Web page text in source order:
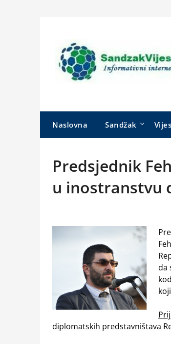
Naslovna Sandžak
Predsjednik
u inostranstvu
da
diplomatskih predstavništava